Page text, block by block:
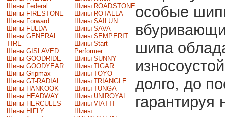
Шины Federal
Шины FIRESTONE
Шины Forward
Шины FULDA
Шины GENERAL
TIRE
Шины GISLAVED
Шины GOODRIDE
Шины GOODYEAR
Шины Gripmax
Шины GT-RADIAL
Шины HANKOOK
Шины HEADWAY
Шины HERCULES
Шины HIFLY
Шины ROADSTONE
Шины ROTALLA
Шины SAILUN
Шины SAVA
Шины SEMPERIT
Шины Start
Performer
Шины SUNNY
Шины TIGAR
Шины TOYO
Шины TRIANGLE
Шины TUNGA
Шины UNIROYAL
Шины VIATTI
Шины
особые
шипа
долго, до
гарантируя